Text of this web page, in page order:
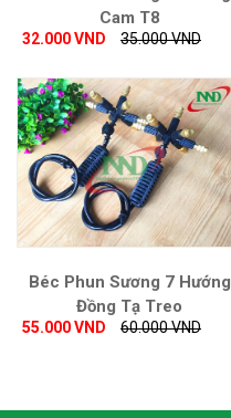
Cam T8
32.000 VND 35.000 VND
Béc Phun Sương 7 Hướng
Đồng Tạ Treo
55.000 VND 60.000 VND